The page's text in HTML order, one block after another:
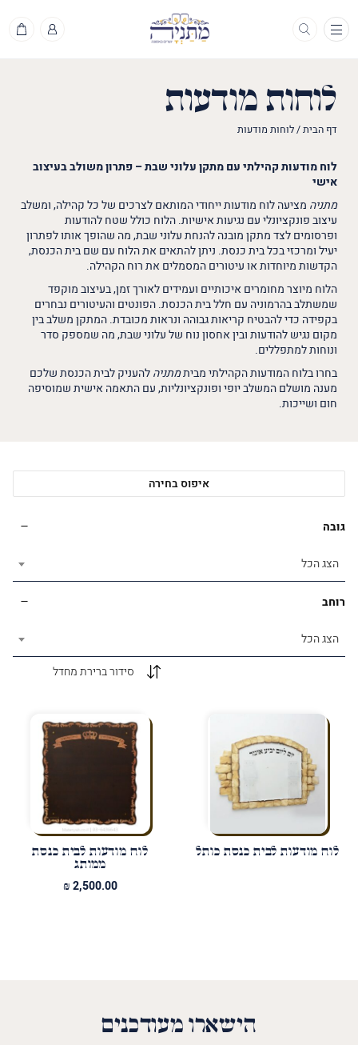
תפריט
לוחות מודעות
דף הבית/לוחות מודעות
לוח מודעות קהילתי עם מתקן עלוני שבת – פתרון משולב בעיצוב
אישי
מתניה מציעה לוח מודעות ייחודי המותאם לצרכים של כל קהילה, ומשלב
עיצוב פונקציונלי עם נגיעות אישיות. הלוח כולל שטח להודעות
ופרסומים לצד מתקן מובנה להנחת עלוני שבת, מה שהופך אותו לפתרון
יעיל ומרכזי בכל בית כנסת. ניתן להתאים את הלוח עם שם בית הכנסת,
הקדשות מיוחדות או עיטורים המסמלים את רוח הקהילה.
הלוח מיוצר מחומרים איכותיים ועמידים לאורך זמן, בעיצוב מוקפד
שמשתלב בהרמוניה עם חלל בית הכנסת. הפונטים והעיטורים נבחרים
בקפידה כדי להבטיח קריאות גבוהה ונראות מכובדת. המתקן משלב בין
מקום נגיש להודעות ובין אחסון נוח של עלוני שבת, מה שמספק סדר
ונוחות למתפללים.
בחרו בלוח המודעות הקהילתי מביתמתניהלהעניק לבית הכנסת שלכם
מענה מושלם המשלב יופי ופונקציונליות, עם התאמה אישית שמוסיפה
חום ושייכות.
איפוס בחירה
גובה
הצג הכל
רוחב
הצג הכל
לוח מודעות לבית כנסת כותל
לוח מודעות לבית כנסת
ממותג
₪2,500.00
הישארו מעודכנים